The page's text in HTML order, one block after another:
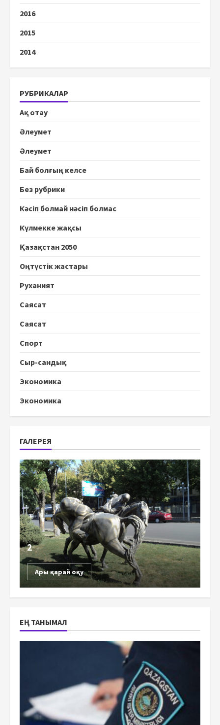
2016
2015
2014
РУБРИКАЛАР
Ақ отау
Әлеумет
Әлеумет
Бай болғың келсе
Без рубрики
Кәсіп болмай нәсіп болмас
Күлмекке жақсы
Қазақстан 2050
Оңтүстік жастары
Руханият
Саясат
Саясат
Спорт
Сыр-сандық
Экономика
Экономика
ГАЛЕРЕЯ
2
Ары қарай оқу
ЕҢ ТАНЫМАЛ